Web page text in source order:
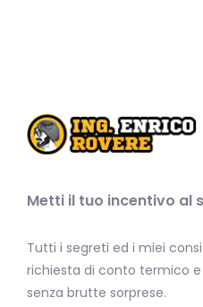
Metti il tuo incentivo al
Tutti i segreti ed i miei
richiesta di conto termico
senza brutte sorprese.